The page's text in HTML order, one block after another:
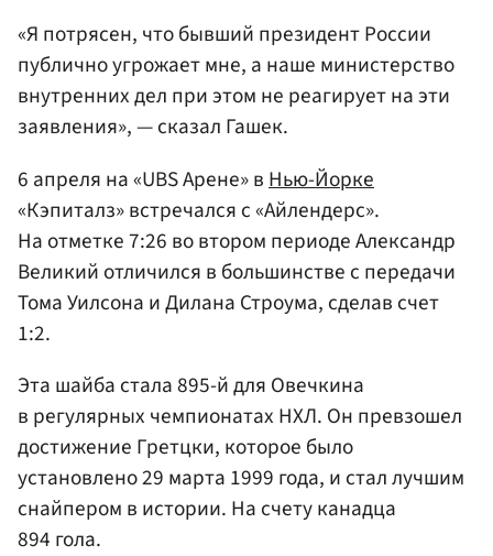
«Я потрясен, что бывший президент России
публично угрожает мне, а наше министерство
внутренних дел при этом не реагирует на эти
заявления», — сказал Гашек.
6 апреля на «UBS Арене» в Нью-Йорке
«Кэпиталз» встречался с «Айлендерс».
На отметке 7:26 во втором периоде Александр
Великий отличился в большинстве с передачи
Тома Уилсона и Дилана Строума, сделав счет
1:2.
Эта шайба стала 895-й для Овечкина
в регулярных чемпионатах НХЛ. Он превзошел
достижение Гретцки, которое было
установлено 29 марта 1999 года, и стал лучшим
снайпером в истории. На счету канадца
894 гола.